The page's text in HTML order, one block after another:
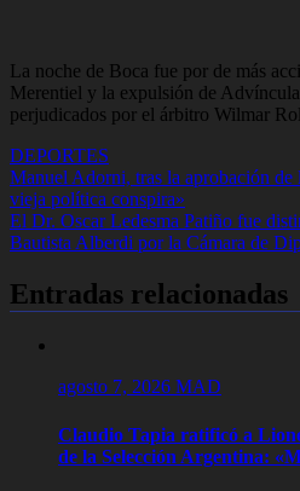
La noche de Boca fue por de más
Merentiel y la expulsión de
perjudicados por el árbitro Wilmar
DEPORTES
Navegación
de
entradas
Manuel Adorni, tras la aprobación
vieja política conspira»
El Dr. Oscar Ledesma Patiño fue
Bautista Alberdi por la Cámara de
Entradas relacionadas
agosto 7, 2026 MAD
Claudio Tapia ratificó a
de la Selección Argentina: